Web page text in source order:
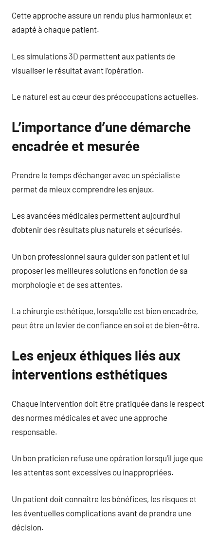
Cette approche assure un rendu plus harmonieux et
adapté à chaque patient.
Les simulations 3D permettent aux patients de
visualiser le résultat avant l’opération.
Le naturel est au cœur des préoccupations actuelles.
L’importance d’une démarche
encadrée et mesurée
Prendre le temps d’échanger avec un spécialiste
permet de mieux comprendre les enjeux.
Les avancées médicales permettent aujourd’hui
d’obtenir des résultats plus naturels et sécurisés.
Un bon professionnel saura guider son patient et lui
proposer les meilleures solutions en fonction de sa
morphologie et de ses attentes.
La chirurgie esthétique, lorsqu’elle est bien encadrée,
peut être un levier de confiance en soi et de bien-être.
Les enjeux éthiques liés aux
interventions esthétiques
Chaque intervention doit être pratiquée dans le respect
des normes médicales et avec une approche
responsable.
Un bon praticien refuse une opération lorsqu’il juge que
les attentes sont excessives ou inappropriées.
Un patient doit connaître les bénéfices, les risques et
les éventuelles complications avant de prendre une
décision.